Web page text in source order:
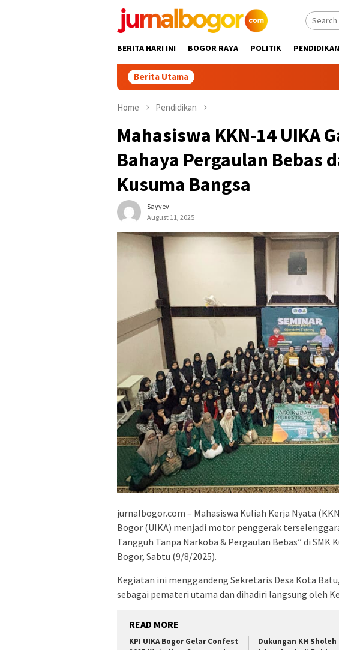
BERITA HARI INI BOGOR RAYA POLITIK PENDIDIKAN
Berita Utama Ditopang
Home Pendidikan
Mahasiswa KKN-14 UIKA
Bahaya Pergaulan Bebas
Kusuma Bangsa
Sayyev
August 11, 2025
jurnalbogor.com – Mahasiswa Kuliah Kerja Nyata
Bogor (UIKA) menjadi motor penggerak
Tangguh Tanpa Narkoba & Pergaulan Bebas” di SMK
Bogor, Sabtu (9/8/2025).
Kegiatan ini menggandeng Sekretaris Desa Kota
sebagai pemateri utama dan dihadiri langsung oleh
READ MORE
KPI UIKA Bogor Gelar Confest
Dukungan KH Sholeh